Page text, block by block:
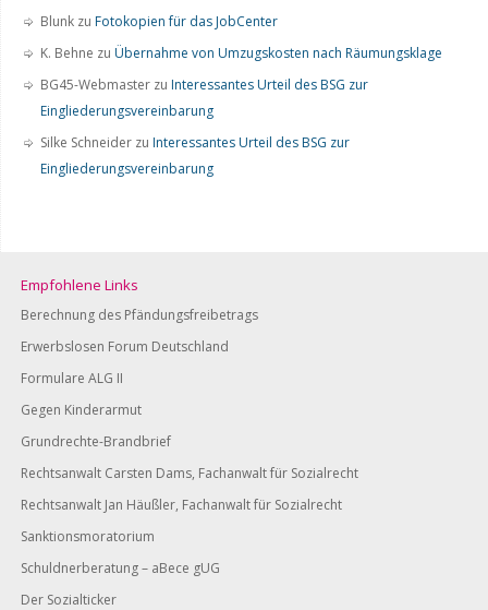
Blunk zu Fotokopien für das JobCenter
K. Behne zu Übernahme von Umzugskosten nach Räumungsklage
BG45-Webmaster zu Interessantes Urteil des BSG zur
Eingliederungsvereinbarung
Silke Schneider zu Interessantes Urteil des BSG zur
Eingliederungsvereinbarung
Empfohlene Links
Berechnung des Pfändungsfreibetrags
Erwerbslosen Forum Deutschland
Formulare ALG II
Gegen Kinderarmut
Grundrechte-Brandbrief
Rechtsanwalt Carsten Dams, Fachanwalt für Sozialrecht
Rechtsanwalt Jan Häußler, Fachanwalt für Sozialrecht
Sanktionsmoratorium
Schuldnerberatung – aBece gUG
Der Sozialticker